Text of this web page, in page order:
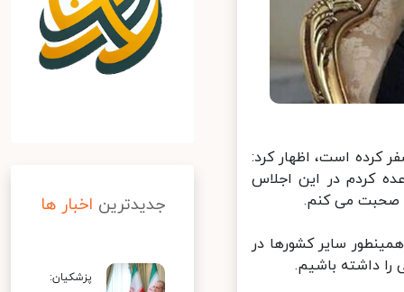
کرده است، اظهار کرد:
کردم در این اجلاس
صحبت می کنم.
سایر کشورها در
داشته باشیم.
جدیدترین اخبار ها
پزشکیان: